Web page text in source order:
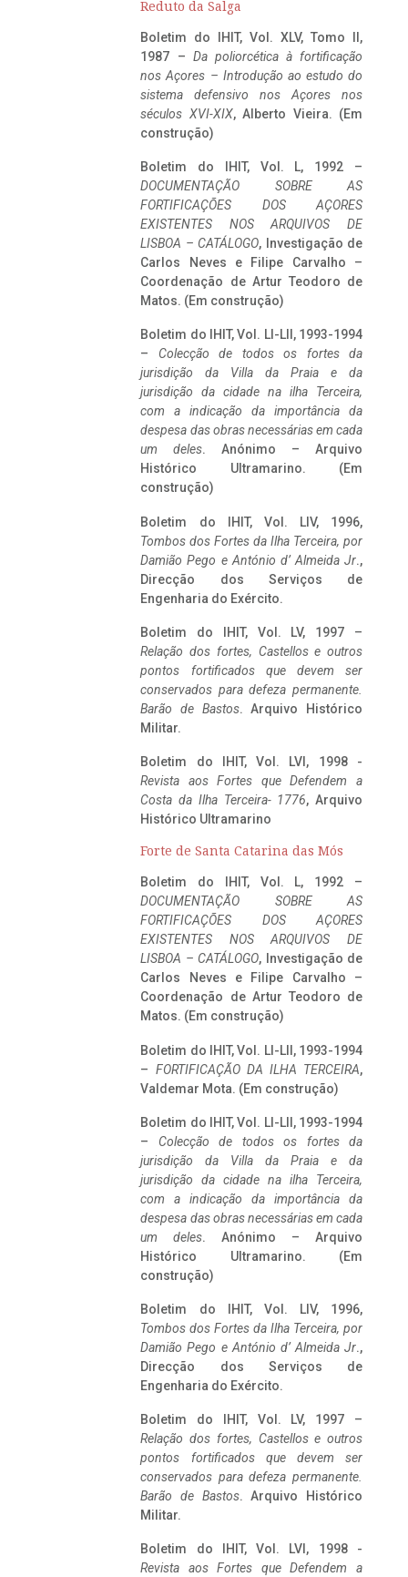
Reduto da Salga
Boletim do IHIT, Vol. XLV, Tomo II,
1987 – Da poliorcética à fortificação
nos Açores – Introdução ao estudo do
sistema defensivo nos Açores nos
séculos XVI-XIX, Alberto Vieira. (Em
construção)
Boletim do IHIT, Vol. L, 1992 –
DOCUMENTAÇÃO SOBRE AS
FORTIFICAÇÕES DOS AÇORES
EXISTENTES NOS ARQUIVOS DE
LISBOA – CATÁLOGO, Investigação de
Carlos Neves e Filipe Carvalho –
Coordenação de Artur Teodoro de
Matos. (Em construção)
Boletim do IHIT, Vol. LI-LII, 1993-1994
– Colecção de todos os fortes da
jurisdição da Villa da Praia e da
jurisdição da cidade na ilha Terceira,
com a indicação da importância da
despesa das obras necessárias em cada
um deles. Anónimo – Arquivo
Histórico Ultramarino. (Em
construção)
Boletim do IHIT, Vol. LIV, 1996,
Tombos dos Fortes da Ilha Terceira, por
Damião Pego e António d’ Almeida Jr.,
Direcção dos Serviços de
Engenharia do Exército.
Boletim do IHIT, Vol. LV, 1997 –
Relação dos fortes, Castellos e outros
pontos fortificados que devem ser
conservados para defeza permanente.
Barão de Bastos. Arquivo Histórico
Militar.
Boletim do IHIT, Vol. LVI, 1998 -
Revista aos Fortes que Defendem a
Costa da Ilha Terceira- 1776, Arquivo
Histórico Ultramarino
Forte de Santa Catarina das Mós
Boletim do IHIT, Vol. L, 1992 –
DOCUMENTAÇÃO SOBRE AS
FORTIFICAÇÕES DOS AÇORES
EXISTENTES NOS ARQUIVOS DE
LISBOA – CATÁLOGO, Investigação de
Carlos Neves e Filipe Carvalho –
Coordenação de Artur Teodoro de
Matos. (Em construção)
Boletim do IHIT, Vol. LI-LII, 1993-1994
– FORTIFICAÇÃO DA ILHA TERCEIRA,
Valdemar Mota. (Em construção)
Boletim do IHIT, Vol. LI-LII, 1993-1994
– Colecção de todos os fortes da
jurisdição da Villa da Praia e da
jurisdição da cidade na ilha Terceira,
com a indicação da importância da
despesa das obras necessárias em cada
um deles. Anónimo – Arquivo
Histórico Ultramarino. (Em
construção)
Boletim do IHIT, Vol. LIV, 1996,
Tombos dos Fortes da Ilha Terceira, por
Damião Pego e António d’ Almeida Jr.,
Direcção dos Serviços de
Engenharia do Exército.
Boletim do IHIT, Vol. LV, 1997 –
Relação dos fortes, Castellos e outros
pontos fortificados que devem ser
conservados para defeza permanente.
Barão de Bastos. Arquivo Histórico
Militar.
Boletim do IHIT, Vol. LVI, 1998 -
Revista aos Fortes que Defendem a